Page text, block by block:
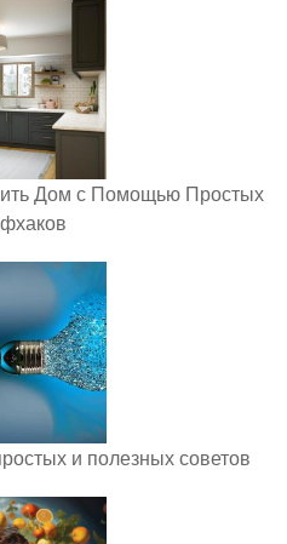
Дом с Помощью Простых
и полезных советов